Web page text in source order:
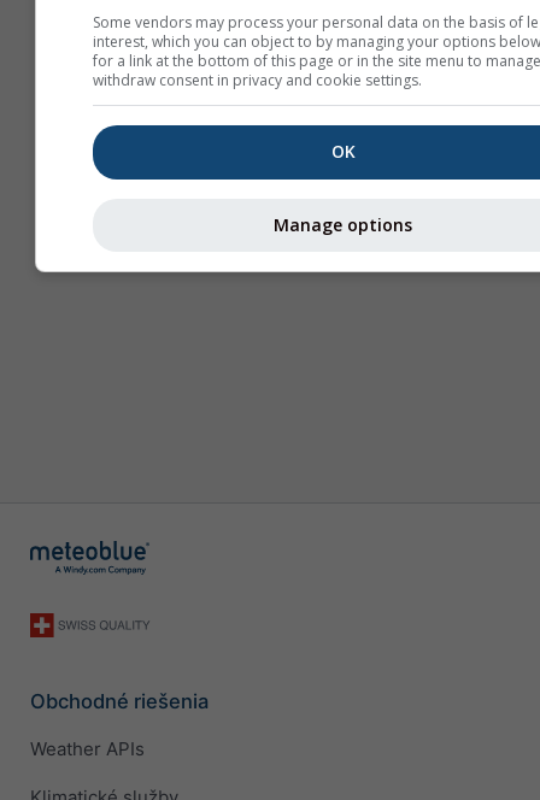
Viac informácií
Obchodné riešenia
Weather APIs
Some vendors may process your personal data on the basis of
interest, which you can object to by managing your options
for a link at the bottom of this page or in the site menu to
withdraw consent in privacy and cookie settings.
OK
Manage options